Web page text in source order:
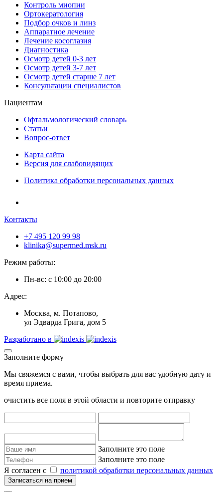
Контроль миопии
Ортокератология
Подбор очков и линз
Аппаратное лечение
Лечение косоглазия
Диагностика
Осмотр детей 0-3 лет
Осмотр детей 3-7 лет
Осмотр детей старше 7 лет
Консультации специалистов
Пациентам
Офтальмологический словарь
Статьи
Вопрос-ответ
Карта сайта
Версия для слабовидящих
Политика обработки персональных данных
Контакты
+7 495 120 99 98
klinika@supermed.msk.ru
Режим работы:
Пн-вс: с 10:00 до 20:00
Адрес:
Москва, м. Потапово,
ул Эдварда Грига, дом 5
Разработано в
Заполните форму
Мы свяжемся с вами, чтобы выбрать для вас удобную дату и
время приема.
очистить все поля в этой области и повторите отправку
Заполните это поле
Заполните это поле
Я согласен с
политикой обработки персональных данных
Записаться на прием